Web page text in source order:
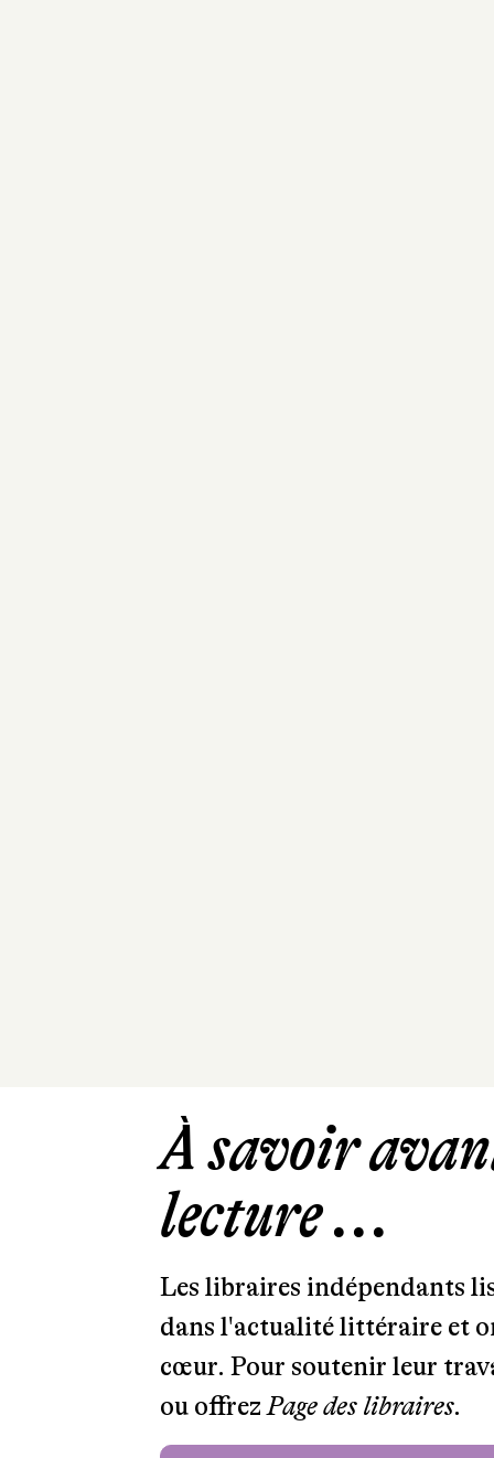
À savoir
lecture ...
Les libraires indépendants
dans l'actualité littéraire et
cœur. Pour soutenir leur
ou offrezPage des libraires.